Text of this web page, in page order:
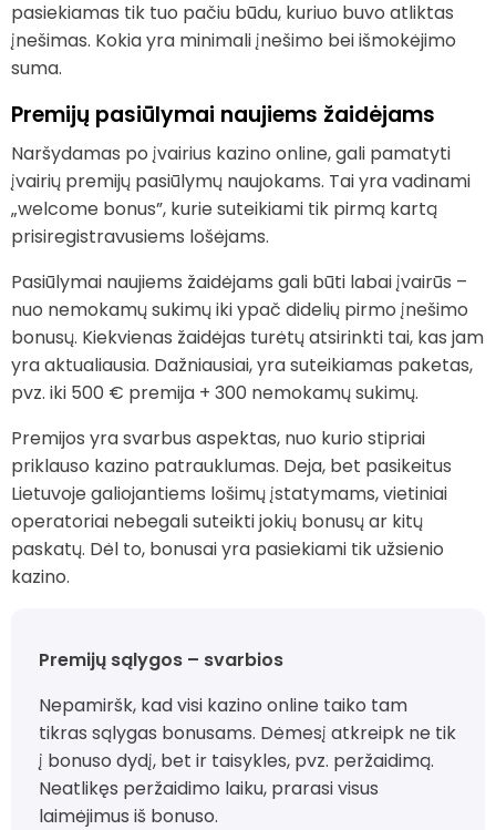
pasiekiamas tik tuo pačiu būdu, kuriuo buvo atliktas
įnešimas. Kokia yra minimali įnešimo bei išmokėjimo
suma.
Premijų pasiūlymai naujiems žaidėjams
Naršydamas po įvairius kazino online, gali pamatyti
įvairių premijų pasiūlymų naujokams. Tai yra vadinami
„welcome bonus”, kurie suteikiami tik pirmą kartą
prisiregistravusiems lošėjams.
Pasiūlymai naujiems žaidėjams gali būti labai įvairūs –
nuo nemokamų sukimų iki ypač didelių pirmo įnešimo
bonusų. Kiekvienas žaidėjas turėtų atsirinkti tai, kas jam
yra aktualiausia. Dažniausiai, yra suteikiamas paketas,
pvz. iki 500 € premija + 300 nemokamų sukimų.
Premijos yra svarbus aspektas, nuo kurio stipriai
priklauso kazino patrauklumas. Deja, bet pasikeitus
Lietuvoje galiojantiems lošimų įstatymams, vietiniai
operatoriai nebegali suteikti jokių bonusų ar kitų
paskatų. Dėl to, bonusai yra pasiekiami tik užsienio
kazino.
Premijų sąlygos – svarbios
Nepamiršk, kad visi kazino online taiko tam
tikras sąlygas bonusams. Dėmesį atkreipk ne tik
į bonuso dydį, bet ir taisykles, pvz. peržaidimą.
Neatlikęs peržaidimo laiku, prarasi visus
laimėjimus iš bonuso.